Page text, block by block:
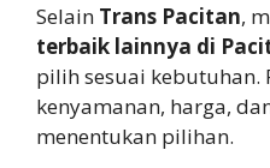
Selain Trans Pacitan,
terbaik lainnya di
pilih sesuai
kenyamanan, harga,
menentukan pilihan.